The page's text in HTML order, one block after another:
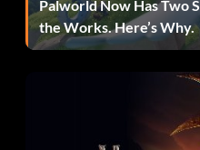
Les meilleurs lanceurs ont
exemple Mark Burhele des
Redonner de
Palworld Now Has Two
the Works. Here’s Why.